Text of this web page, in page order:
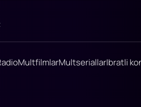
MultfilmlarMultseriallarIbratli